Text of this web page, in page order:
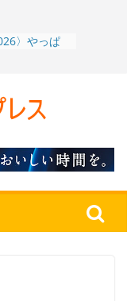
〉やっぱ
チャーハン
ール
お”POPUP
作”れいと
年～夏に限
ダイ 〜ご当